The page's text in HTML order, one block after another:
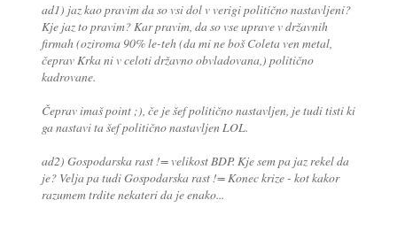
ad1) jaz kao pravim da so vsi dol v verigi politično nastavljeni?
Kje jaz to pravim? Kar pravim, da so vse uprave v državnih
firmah (oziroma 90% le-teh (da mi ne boš Coleta ven metal,
čeprav Krka ni v celoti državno obvladovana,) politično
kadrovane.
Čeprav imaš point ;), če je šef politično nastavljen, je tudi tisti ki
ga nastavi ta šef politično nastavljen LOL.
ad2) Gospodarska rast != velikost BDP. Kje sem pa jaz rekel da
je? Velja pa tudi Gospodarska rast != Konec krize - kot kakor
razumem trdite nekateri da je enako...